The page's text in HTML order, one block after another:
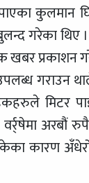
पाएका
गरेका थिए
प्रकाशन
गराउन
मिटर
वर्र्षेमा
कारण